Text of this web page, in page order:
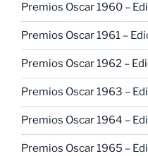
Premios Oscar 1960 –
Premios Oscar 1961 –
Premios Oscar 1962 –
Premios Oscar 1963 –
Premios Oscar 1964 –
Premios Oscar 1965 –